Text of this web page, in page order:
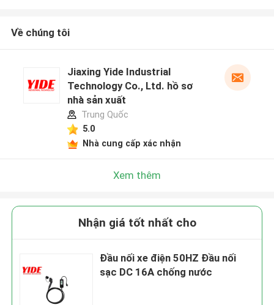
Về chúng tôi
Jiaxing Yide Industrial
Technology Co., Ltd. hồ sơ
nhà sản xuất
Trung Quốc
5.0
Nhà cung cấp xác nhận
Xem thêm
Nhận giá tốt nhất cho
Đầu nối xe điện 50HZ Đầu nối
sạc DC 16A chống nước